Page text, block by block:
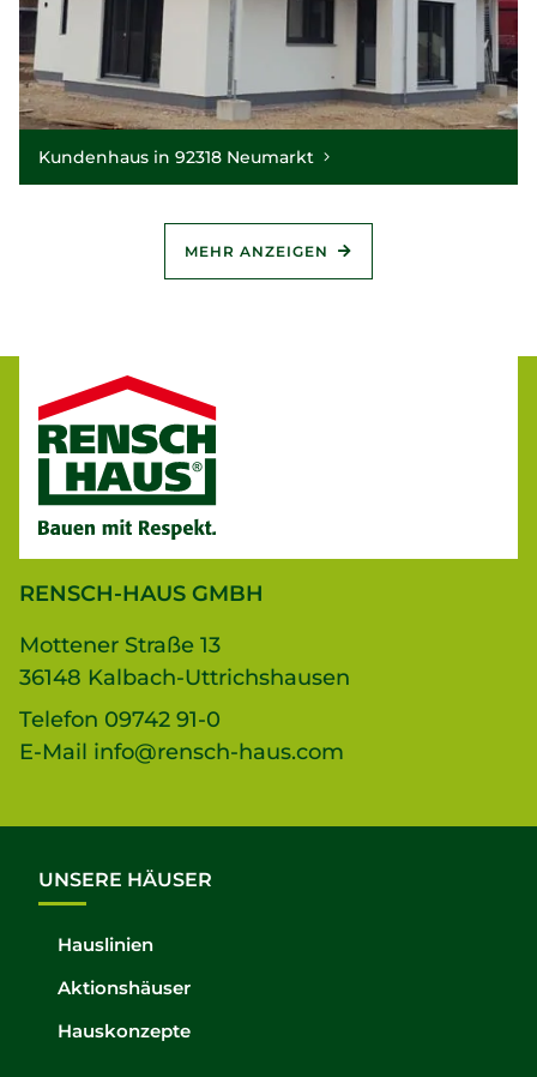
Kundenhaus in 92318 Neumarkt
MEHR ANZEIGEN
RENSCH-HAUS GMBH
Mottener Straße 13
36148 Kalbach-Uttrichshausen
Telefon 09742 91-0
E-Mail info@rensch-haus.com
UNSERE HÄUSER
Hauslinien
Aktionshäuser
Hauskonzepte